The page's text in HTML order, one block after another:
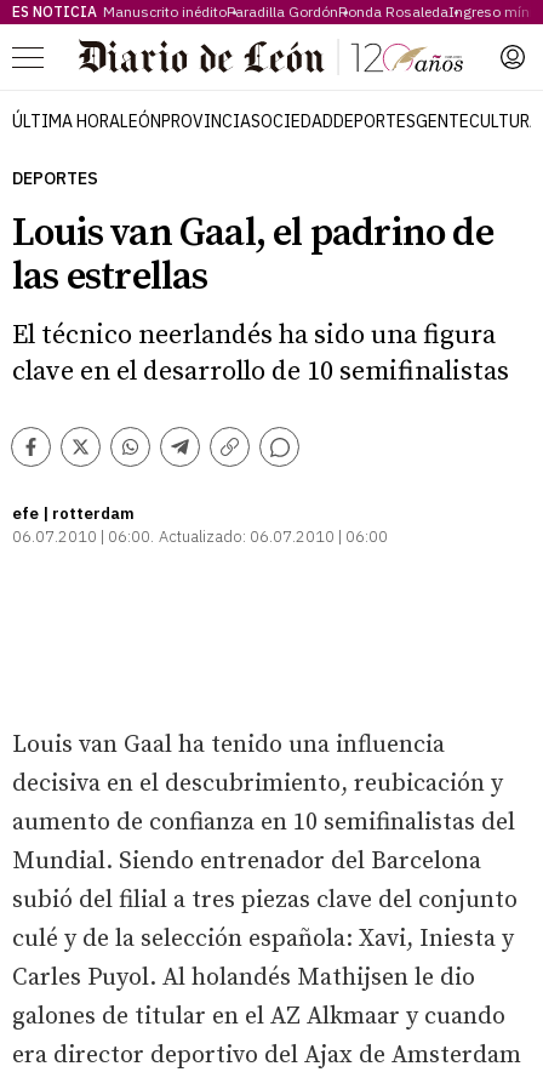
ES NOTICIA Manuscrito inéditoParadilla GordónRonda RosaledaIngreso
Menú
ÚLTIMA HORALEÓNPROVINCIASOCIEDADDEPORTESGENTECULTURA
DEPORTES
Louis van Gaal, el padrino de
las estrellas
El técnico neerlandés ha sido una figura
clave en el desarrollo de 10 semifinalistas
Facebook
TwitterWhatsappTelegram
Copiar
Comentarios
efe | rotterdam
06.07.2010 | 06:00 Actualizado: 06.07.2010 | 06:00
Louis van Gaal ha tenido una influencia
decisiva en el descubrimiento, reubicación y
aumento de confianza en 10 semifinalistas del
Mundial. Siendo entrenador del Barcelona
subió del filial a tres piezas clave del conjunto
culé y de la selección española: Xavi, Iniesta y
Carles Puyol. Al holandés Mathijsen le dio
galones de titular en el AZ Alkmaar y cuando
era director deportivo del Ajax de Amsterdam